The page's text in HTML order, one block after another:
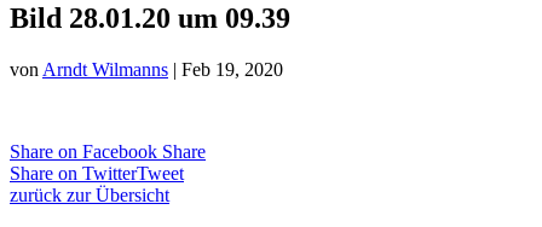
Bild 28.01.20 um 09.39
von Arndt Wilmanns | Feb 19, 2020
Share on Facebook Share
Share on TwitterTweet
zurück zur Übersicht